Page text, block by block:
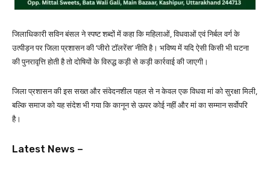
जिलाधिकारी सविन बंसल ने स्पष्ट शब्दों में कहा कि महिलाओं, विधवाओं एवं निर्बल वर्ग के
उत्पीड़न पर जिला प्रशासन की ‘जीरो टॉलरेंस’ नीति है। भविष्य में यदि ऐसी किसी भी घटना
की पुनरावृत्ति होती है तो दोषियों के विरुद्ध कड़ी से कड़ी कार्रवाई की जाएगी।
जिला प्रशासन की इस सख्त और संवेदनशील पहल से न केवल एक विधवा मां को सुरक्षा मिली,
बल्कि समाज को यह संदेश भी गया कि कानून से ऊपर कोई नहीं और मां का सम्मान सर्वोपरि
है।
Latest News –